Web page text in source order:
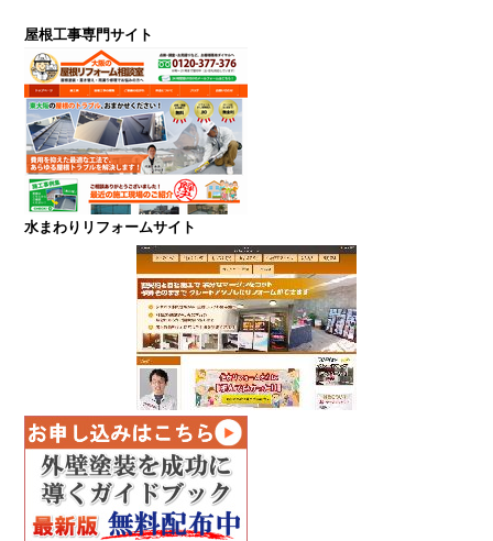
屋根工事専門サイト
水まわりリフォームサイト